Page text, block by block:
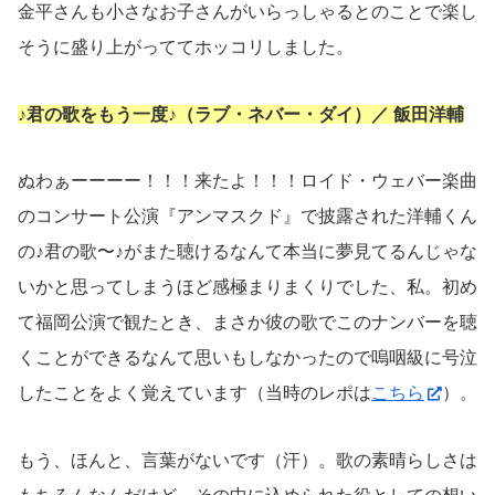
金平さんも小さなお子さんがいらっしゃるとのことで楽し
そうに盛り上がっててホッコリしました。
♪君の歌をもう一度♪（ラブ・ネバー・ダイ）／ 飯田洋輔
ぬわぁーーーー！！！来たよ！！！ロイド・ウェバー楽曲
のコンサート公演『アンマスクド』で披露された洋輔くん
の♪君の歌〜♪がまた聴けるなんて本当に夢見てるんじゃな
いかと思ってしまうほど感極まりまくりでした、私。初め
て福岡公演で観たとき、まさか彼の歌でこのナンバーを聴
くことができるなんて思いもしなかったので嗚咽級に号泣
したことをよく覚えています（当時のレポはこちら ）。
もう、ほんと、言葉がないです（汗）。歌の素晴らしさは